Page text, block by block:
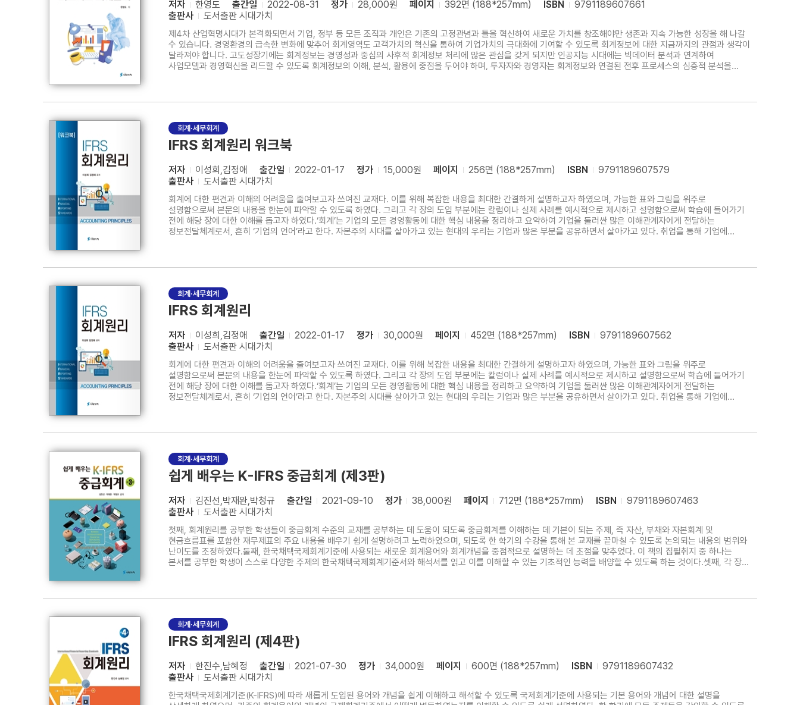
저자 한영도 출간일 2022-08-31 정가 28,000원 페이지 392면 (188*257mm) ISBN
9791189607661
출판사
도서출판 시대가치
제4차 산업혁명시대가 본격화되면서 기업, 정부 등 모든 조직과 개인은 기존의 고정관념과 틀을 혁신하여 새로운 가치를 창조해야만 생존과 지속 가능한 성장을 해 나갈
수 있습니다. 경영환경의 급속한 변화에 맞추어 회계영역도 고객가치의 혁신을 통하여 기업가치의 극대화에 기여할 수 있도록 회계정보에 대한 지금까지의 관점과 생각이
달라져야 합니다. 고도성장기에는 회계정보는 경영성과 중심의 사후적 회계정보 처리에 많은 관심을 갖게 되지만 인공지능 시대에는 빅데이터 분석과 연계하여
사업모델과 경영혁신을 리드할 수 있도록 회계정보의 이해, 분석, 활용에 중점을 두어야 하며, 투자자와 경영자는 회계정보와 연결된 전후 프로세스의 심층적 분석을
회계·세무회계
IFRS 회계원리 워크북
저자 이성희,김정애 출간일 2022-01-17 정가 15,000원 페이지 256면 (188*257mm) ISBN
9791189607579
출판사
도서출판 시대가치
회계에 대한 편견과 이해의 어려움을 줄여보고자 쓰여진 교재다. 이를 위해 복잡한 내용을 최대한 간결하게 설명하고자 하였으며, 가능한 표와 그림을 위주로
설명함으로써 본문의 내용을 한눈에 파악할 수 있도록 하였다. 그리고 각 장의 도입 부분에는 칼럼이나 실제 사례를 예시적으로 제시하고 설명함으로써 학습에 들어가기
전에 해당 장에 대한 이해를 돕고자 하였다.‘회계’는 기업의 모든 경영활동에 대한 핵심 내용을 정리하고 요약하여 기업을 둘러싼 많은 이해관계자에게 전달하는
정보전달체계로서, 흔히 ‘기업의 언어’라고 한다. 자본주의 시대를 살아가고 있는 현대의 우리는 기업과 많은 부분을 공유하면서 살아가고 있다. 취업을 통해 기업에
회계·세무회계
IFRS 회계원리
저자 이성희,김정애 출간일 2022-01-17 정가 30,000원 페이지 452면 (188*257mm) ISBN
9791189607562
출판사
도서출판 시대가치
회계에 대한 편견과 이해의 어려움을 줄여보고자 쓰여진 교재다. 이를 위해 복잡한 내용을 최대한 간결하게 설명하고자 하였으며, 가능한 표와 그림을 위주로
설명함으로써 본문의 내용을 한눈에 파악할 수 있도록 하였다. 그리고 각 장의 도입 부분에는 칼럼이나 실제 사례를 예시적으로 제시하고 설명함으로써 학습에 들어가기
전에 해당 장에 대한 이해를 돕고자 하였다.‘회계’는 기업의 모든 경영활동에 대한 핵심 내용을 정리하고 요약하여 기업을 둘러싼 많은 이해관계자에게 전달하는
정보전달체계로서, 흔히 ‘기업의 언어’라고 한다. 자본주의 시대를 살아가고 있는 현대의 우리는 기업과 많은 부분을 공유하면서 살아가고 있다. 취업을 통해 기업에
회계·세무회계
쉽게 배우는 K-IFRS 중급회계 (제3판)
저자 김진선,박재완,박청규 출간일 2021-09-10 정가 38,000원 페이지 712면 (188*257mm) ISBN
9791189607463
출판사
도서출판 시대가치
첫째, 회계원리를 공부한 학생들이 중급회계 수준의 교재를 공부하는 데 도움이 되도록 중급회계를 이해하는 데 기본이 되는 주제, 즉 자산, 부채와 자본회계 및
현금흐름표를 포함한 재무제표의 주요 내용을 배우기 쉽게 설명하려고 노력하였으며, 되도록 한 학기의 수강을 통해 본 교재를 끝마칠 수 있도록 논의되는 내용의 범위와
난이도를 조정하였다.둘째, 한국채택국제회계기준에 사용되는 새로운 회계용어와 회계개념을 중점적으로 설명하는 데 초점을 맞추었다. 이 책의 집필취지 중 하나는
본서를 공부한 학생이 스스로 다양한 주제의 한국채택국제회계기준서와 해석서를 읽고 이를 이해할 수 있는 기초적인 능력을 배양할 수 있도록 하는 것이다.셋째, 각 장의
회계·세무회계
IFRS 회계원리 (제4판)
저자 한진수,남혜정 출간일 2021-07-30 정가 34,000원 페이지 600면 (188*257mm) ISBN
9791189607432
출판사
도서출판 시대가치
한국채택국제회계기준(K-IFRS)에 따라 새롭게 도입된 용어와 개념을 쉽게 이해하고 해석할 수 있도록 국제회계기준에 사용되는 기본 용어와 개념에 대한 설명을